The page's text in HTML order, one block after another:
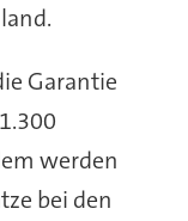
Garantie
werden
bei den